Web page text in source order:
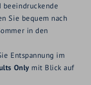
beeindruckende
Sie bequem nach
in den
Entspannung im
Only mit Blick auf